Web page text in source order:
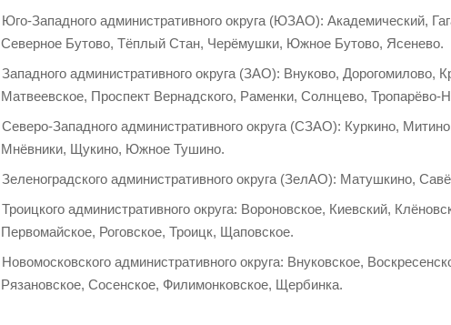
Юго-Западного административного округа (ЮЗАО): Академический,
Северное Бутово, Тёплый Стан, Черёмушки, Южное Бутово, Ясенево.
Западного административного округа (ЗАО): Внуково,
Матвеевское, Проспект Вернадского, Раменки, Солнцево,
Северо-Западного административного округа (СЗАО): Куркино,
Мнёвники, Щукино, Южное Тушино.
Зеленоградского административного округа (ЗелАО): Матушкино,
Троицкого административного округа: Вороновское, Киевский,
Первомайское, Роговское, Троицк, Щаповское.
Новомосковского административного округа: Внуковское,
Рязановское, Сосенское, Филимонковское, Щербинка.